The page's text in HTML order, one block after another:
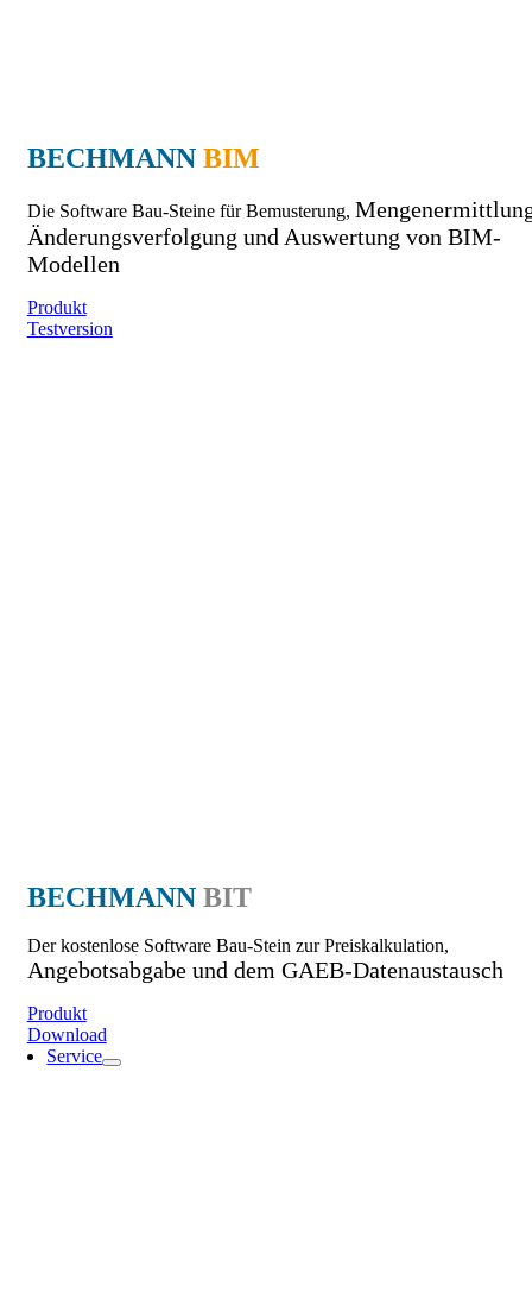
BECHMANN BIM
Die Software Bau-Steine für Bemusterung,
Änderungsverfolgung und Auswertung von BIM-
Modellen
Produkt
Testversion
BECHMANN BIT
Der kostenlose Software Bau-Stein zur Preiskalkulation,
Angebotsabgabe und dem GAEB-Datenaustausch
Produkt
Download
Service